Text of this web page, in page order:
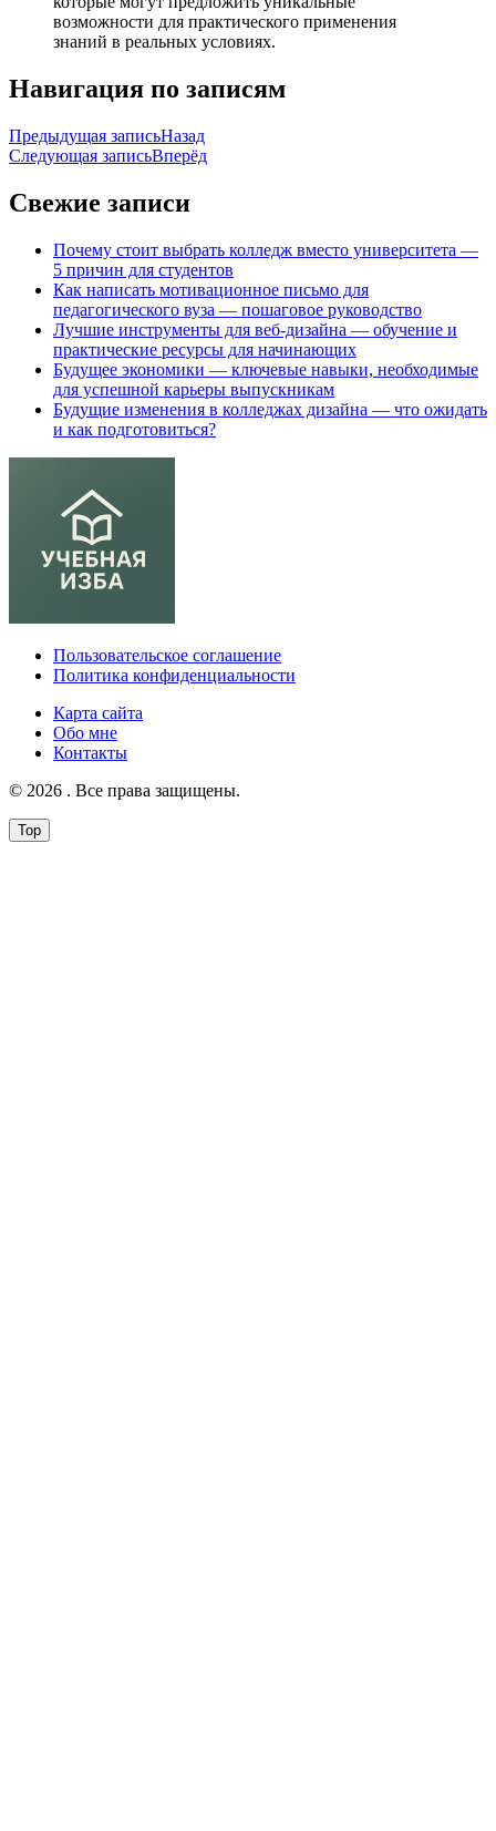
возможности для практического применения
знаний в реальных условиях.
Навигация по записям
Предыдущая записьНазад
Следующая записьВперёд
Свежие записи
Почему стоит выбрать колледж вместо университета —
5 причин для студентов
Как написать мотивационное письмо для
педагогического вуза — пошаговое руководство
Лучшие инструменты для веб-дизайна — обучение и
практические ресурсы для начинающих
Будущее экономики — ключевые навыки, необходимые
для успешной карьеры выпускникам
Будущие изменения в колледжах дизайна — что ожидать
и как подготовиться?
Пользовательское соглашение
Политика конфиденциальности
Карта сайта
Обо мне
Контакты
© 2026 . Все права защищены.
Top